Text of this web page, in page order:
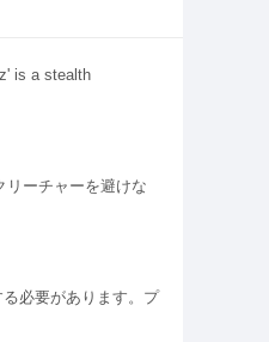
is a stealth
ーチャーを避けな
必要があります。プ